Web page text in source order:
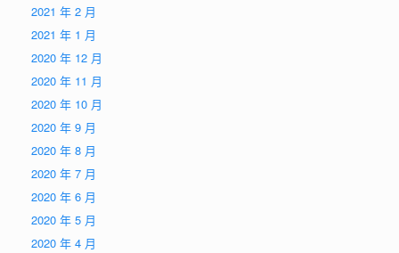
2021 年 2 月
2021 年 1 月
2020 年 12 月
2020 年 11 月
2020 年 10 月
2020 年 9 月
2020 年 8 月
2020 年 7 月
2020 年 6 月
2020 年 5 月
2020 年 4 月